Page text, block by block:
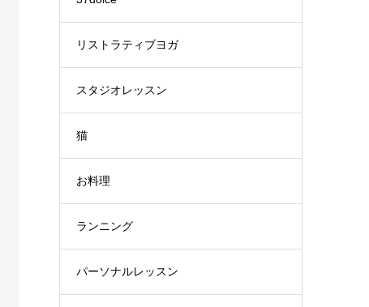
リストラティブヨガ
スタジオレッスン
猫
お料理
ランニング
パーソナルレッスン